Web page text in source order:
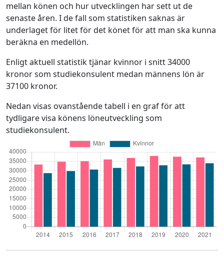
mellan könen och hur utvecklingen har sett ut de
senaste åren. I de fall som statistiken saknas är
underlaget för litet för det könet för att man ska kunna
beräkna en medellön.
Enligt aktuell statistik tjänar kvinnor i snitt 34000
kronor som studiekonsulent medan männens lön är
37100 kronor.
Nedan visas ovanstående tabell i en graf för att
tydligare visa könens löneutveckling som
studiekonsulent.